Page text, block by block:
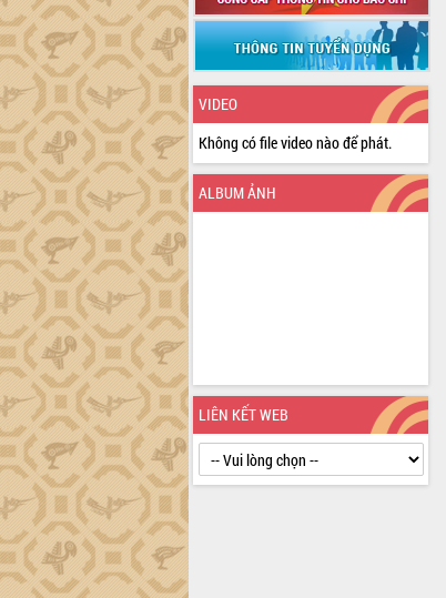
VIDEO
Không có file video nào để phát.
ALBUM ẢNH
LIÊN KẾT WEB